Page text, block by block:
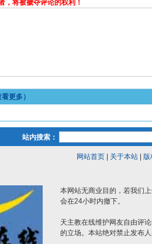
，将被褫夺评论的权利！
更多）
站内搜索：
网站首页| 关于本站| 版
本网站无商业目的，若我们
会在24小时内撤下。
天主教在线维护网友自由评
的立场。本站绝对禁止发布